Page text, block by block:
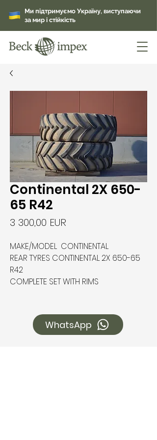
Ми підтримуємо Україну, виступаючи
за мир і стійкість
Continental 2X 650-
65 R42
3 300,00 EUR
MAKE/MODEL CONTINENTAL
REAR TYRES CONTINENTAL 2X 650-65
R42
COMPLETE SET WITH RIMS
WhatsApp